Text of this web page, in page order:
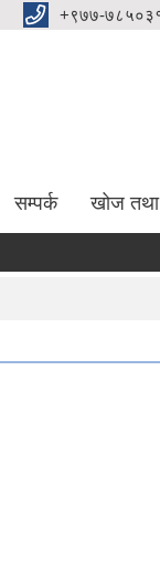
+९७७-
सम्पर्क खोज